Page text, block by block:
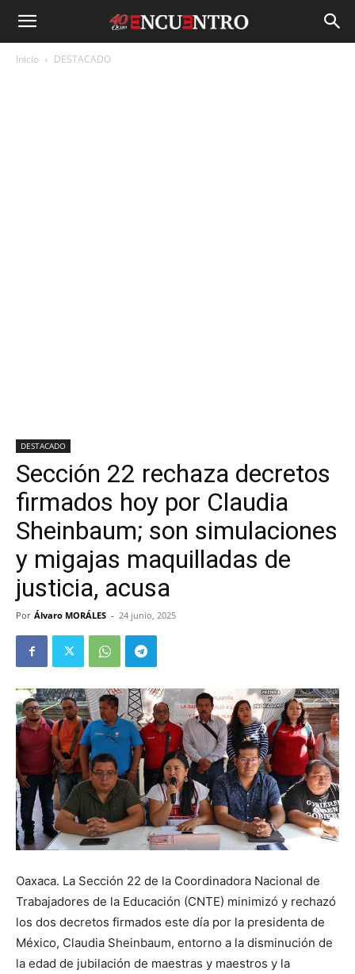
Inicio DESTACADO
DESTACADO
Sección 22 rechaza decretos
firmados hoy por Claudia
Sheinbaum; son simulaciones
y migajas maquilladas de
justicia, acusa
Por Álvaro MORÁLES - 24 junio, 2025
Oaxaca. La Sección 22 de la Coordinadora Nacional de
Trabajadores de la Educación (CNTE) minimizó y rechazó
los dos decretos firmados este día por la presidenta de
México, Claudia Sheinbaum, entorno a la disminución de
la edad de jubilación de maestras y maestros y la